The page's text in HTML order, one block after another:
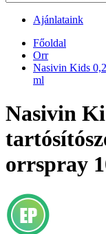
Ajánlataink
Főoldal
Orr
Nasivin Kids
ml
Nasivin
orrspray